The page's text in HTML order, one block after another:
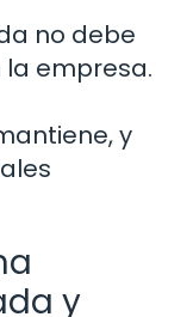
no debe
empresa.
y
y